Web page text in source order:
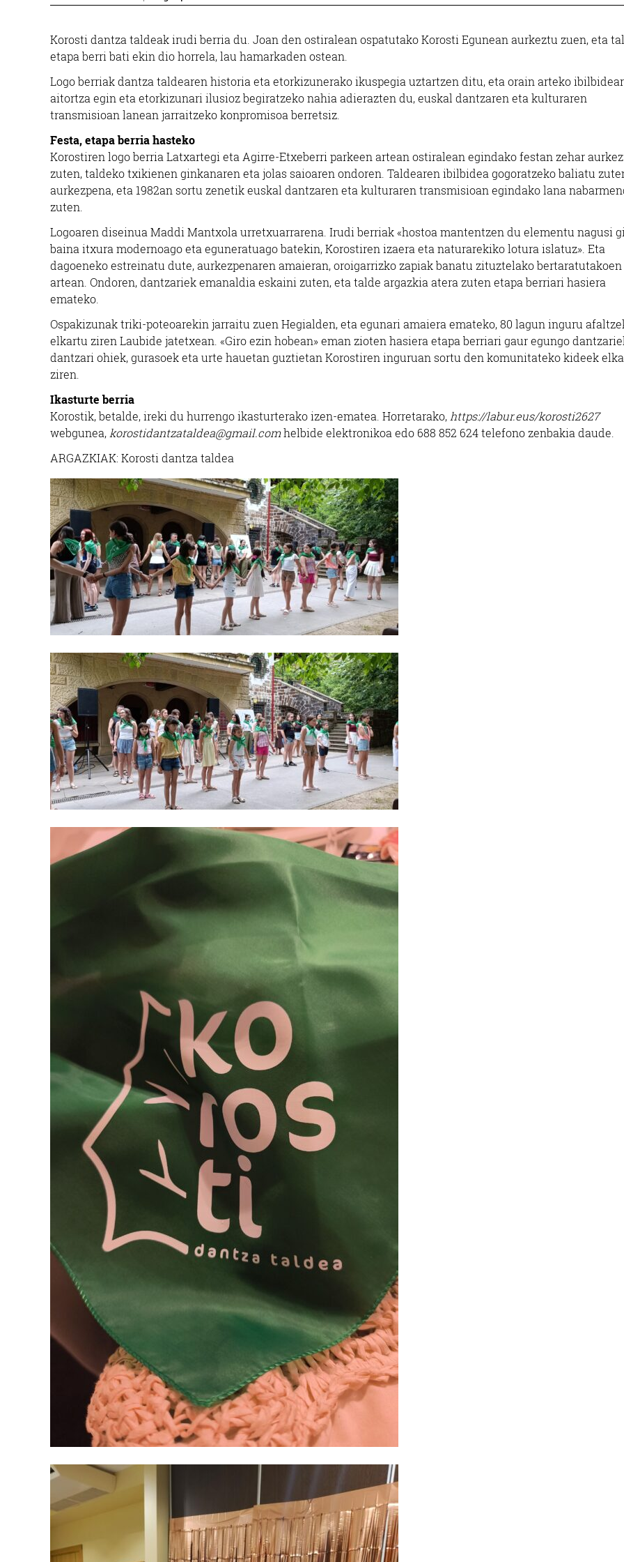
Korosti dantza taldeak irudi berria du. Joan den ostiralean ospatutako Korosti Egunean aurkeztu zuen, eta
etapa berri bati ekin dio horrela, lau hamarkaden ostean.
Logo berriak dantza taldearen historia eta etorkizunerako ikuspegia uztartzen ditu, eta orain arteko
aitortza egin eta etorkizunari ilusioz begiratzeko nahia adierazten du, euskal dantzaren eta kulturaren
transmisioan lanean jarraitzeko konpromisoa berretsiz.
Festa, etapa berria hasteko
Korostiren logo berria Latxartegi eta Agirre-Etxeberri parkeen artean ostiralean egindako festan zehar
zuten, taldeko txikienen ginkanaren eta jolas saioaren ondoren. Taldearen ibilbidea gogoratzeko baliatu
aurkezpena, eta 1982an sortu zenetik euskal dantzaren eta kulturaren transmisioan egindako lana
zuten.
Logoaren diseinua Maddi Mantxola urretxuarrarena. Irudi berriak «hostoa mantentzen du elementu nagusi
baina itxura modernoago eta eguneratuago batekin, Korostiren izaera eta naturarekiko lotura islatuz». Eta
dagoeneko estreinatu dute, aurkezpenaren amaieran, oroigarrizko zapiak banatu zituztelako bertaratutakoen
artean. Ondoren, dantzariek emanaldia eskaini zuten, eta talde argazkia atera zuten etapa berriari hasiera
emateko.
Ospakizunak triki-poteoarekin jarraitu zuen Hegialden, eta egunari amaiera emateko, 80 lagun inguru
elkartu ziren Laubide jatetxean. «Giro ezin hobean» eman zioten hasiera etapa berriari gaur egungo
dantzari ohiek, gurasoek eta urte hauetan guztietan Korostiren inguruan sortu den komunitateko kideek
ziren.
Ikasturte berria
Korostik, betalde, ireki du hurrengo ikasturterako izen-ematea. Horretarako, https://labur.eus/korosti2627
webgunea, korostidantzataldea@gmail.comhelbide elektronikoa edo 688 852 624 telefono zenbakia daude.
ARGAZKIAK: Korosti dantza taldea